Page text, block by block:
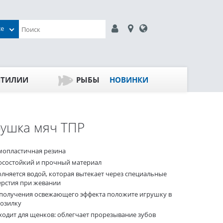
РЫБЫ НОВИНКИ
мяч ТПР
резина
и прочный материал
водой, которая вытекает через специальные
при жевании
освежающего эффекта положите игрушку в
для щенков: облегчает прорезывание зубов